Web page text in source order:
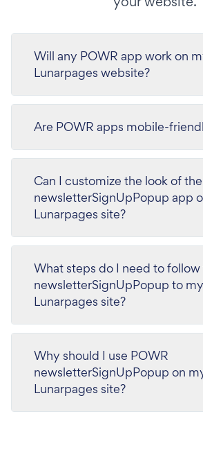
Will any POWR app work on
Lunarpages website?
Are POWR apps mobile-
Can I customize the look of the
newsletterSignUpPopup app
Lunarpages site?
What steps do I need to
newsletterSignUpPopup to my
Lunarpages site?
Why should I use POWR
newsletterSignUpPopup on
Lunarpages site?